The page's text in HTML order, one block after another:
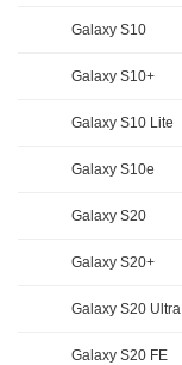
Galaxy S10
Galaxy S10+
Galaxy S10 Lite
Galaxy S10e
Galaxy S20
Galaxy S20+
Galaxy S20 Ultra
Galaxy S20 FE